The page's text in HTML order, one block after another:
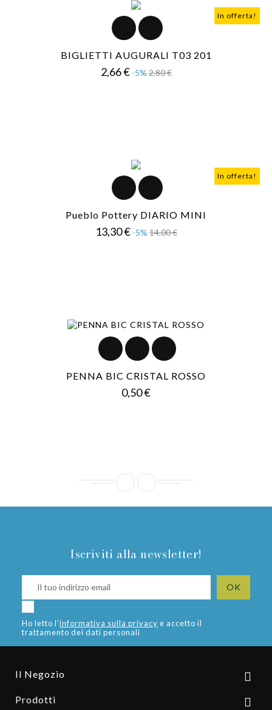
In offerta!
BIGLIETTI AUGURALI T03 201
2,66 € Prezzo
-5% 2,80 €Prezzo
In offerta!
Pueblo Pottery DIARIO MINI
13,30 € Prezzo
-5% 14,00 €Prezzo
PENNA BIC CRISTAL ROSSO
0,50 €Prezzo
Iscriviti alla newsletter!
Ho letto l'informativa sulla privacy e accetto il
trattamento dei dati personali
Il Negozio 
Prodotti 